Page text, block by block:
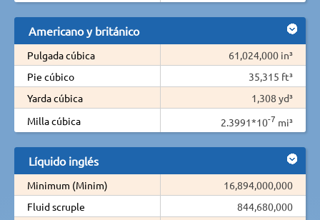
Americano y británico
Pulgada cúbica
61,024,000 in³
Pie cúbico
35,315 ft³
Yarda cúbica
1,308 yd³
Milla cúbica
2.3991*10-7 mi³
Líquido inglés
Minimum (Minim)
16,894,000,000
Fluid scruple
844,680,000